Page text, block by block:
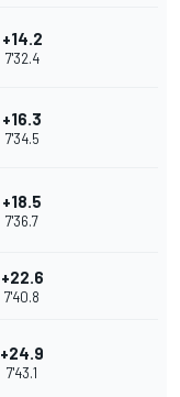
+14.2
7'32.4
+16.3
7'34.5
+18.5
7'36.7
+22.6
7'40.8
+24.9
7'43.1